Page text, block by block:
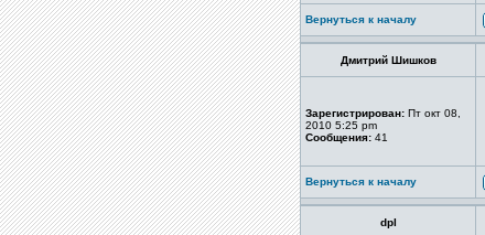
Вернуться к началу
Дмитрий Шишков
Зарегистрирован: Пт окт 08,
2010 5:25 pm
Сообщения: 41
Вернуться к началу
dpl